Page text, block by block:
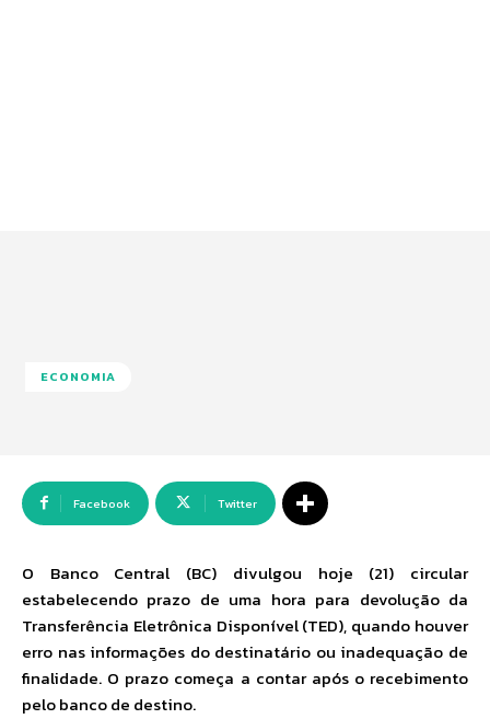
ECONOMIA
Facebook Twitter
O Banco Central (BC) divulgou hoje (21) circular
estabelecendo prazo de uma hora para devolução da
Transferência Eletrônica Disponível (TED), quando houver
erro nas informações do destinatário ou inadequação de
finalidade. O prazo começa a contar após o recebimento
pelo banco de destino.